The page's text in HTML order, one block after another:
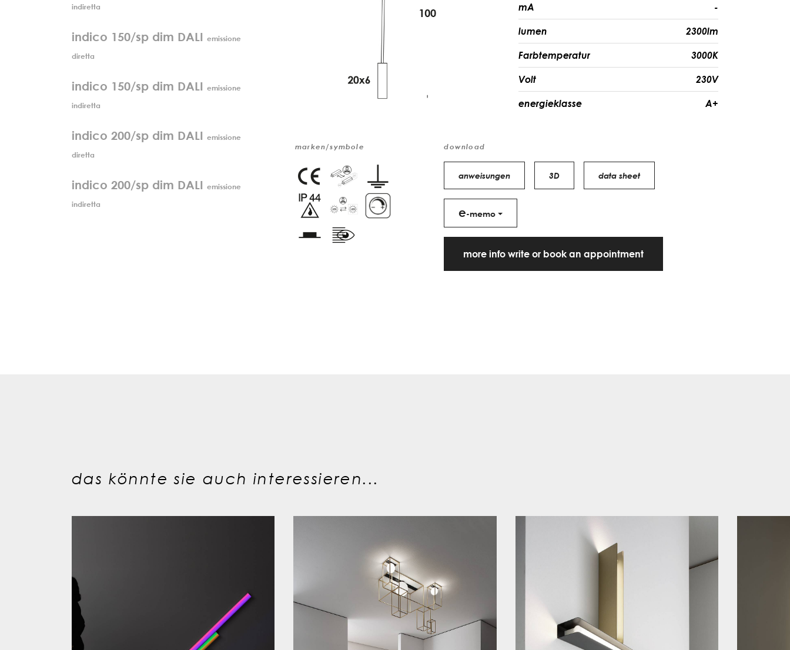
indiretta
indico 150/sp dim DALI emissione
diretta
indico 150/sp dim DALI emissione
indiretta
indico 200/sp dim DALI emissione
diretta
indico 200/sp dim DALI emissione
indiretta
mA -
lumen 2300lm
Farbtemperatur 3000K
Volt 230V
energieklasse A+
marken/symbole download
anweisungen 3D data sheet
e-memo
more info write or book an appointment
das könnte sie auch interessieren...